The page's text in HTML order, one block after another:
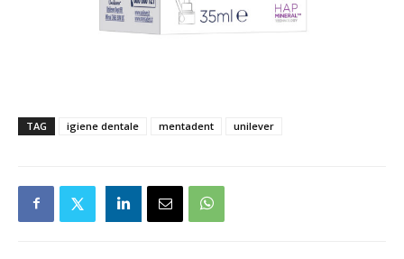
TAG igiene dentale mentadent unilever